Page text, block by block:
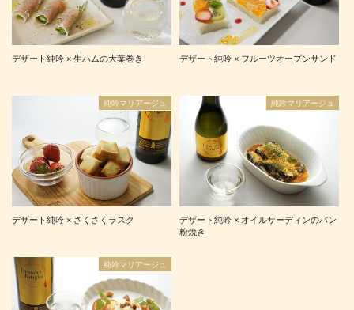
デザート純吟 × 生ハムの大葉巻き デザート純吟 × フルーツオープンサンド
純吟マリアージュ
デザート純吟 × さくさくラスク
純吟マリアージュ
デザート純吟 × オイルサーディンのパン
粉焼き
純吟マリアージュ